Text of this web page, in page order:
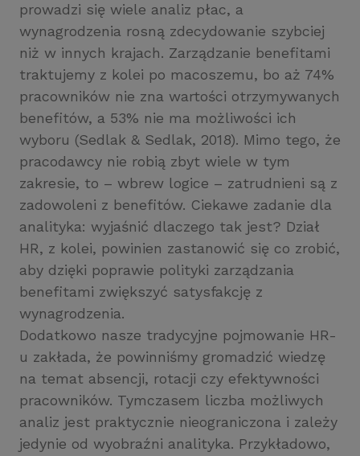
prowadzi się wiele analiz płac, a
wynagrodzenia rosną zdecydowanie szybciej
niż w innych krajach. Zarządzanie benefitami
traktujemy z kolei po macoszemu, bo aż 74%
pracowników nie zna wartości otrzymywanych
benefitów, a 53% nie ma możliwości ich
wyboru (Sedlak & Sedlak, 2018). Mimo tego, że
pracodawcy nie robią zbyt wiele w tym
zakresie, to – wbrew logice – zatrudnieni są z
zadowoleni z benefitów. Ciekawe zadanie dla
analityka: wyjaśnić dlaczego tak jest? Dział
HR, z kolei, powinien zastanowić się co zrobić,
aby dzięki poprawie polityki zarządzania
benefitami zwiększyć satysfakcję z
wynagrodzenia.
Dodatkowo nasze tradycyjne pojmowanie HR-
u zakłada, że powinniśmy gromadzić wiedzę
na temat absencji, rotacji czy efektywności
pracowników. Tymczasem liczba możliwych
analiz jest praktycznie nieograniczona i zależy
jedynie od wyobraźni analityka. Przykładowo,